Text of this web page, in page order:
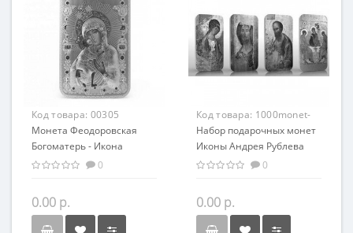
Код товара: 00305
Монета Феодоровская
Богоматерь - Икона
серебро 31.10 гр -
0
0.00 р.
Код товара: 1000monet-
001
Набор подарочных монет
Иконы Андрея Рублева
серебро 4 шт по 31,1 гр -
0
0.00 р.